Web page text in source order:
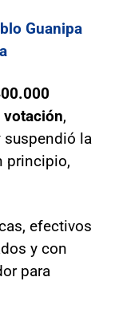
Guanipa
votación,
la
principio,
efectivos
y con
para